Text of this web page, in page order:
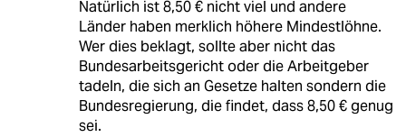
Natürlich ist 8,50 € nicht viel und andere
Länder haben merklich höhere Mindestlöhne.
Wer dies beklagt, sollte aber nicht das
Bundesarbeitsgericht oder die Arbeitgeber
tadeln, die sich an Gesetze halten sondern die
Bundesregierung, die findet, dass 8,50 € genug
sei.